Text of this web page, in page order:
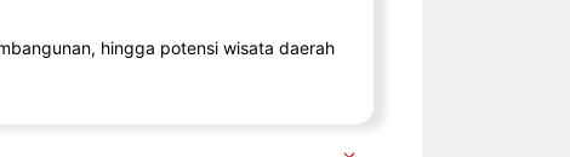
hingga potensi wisata daerah